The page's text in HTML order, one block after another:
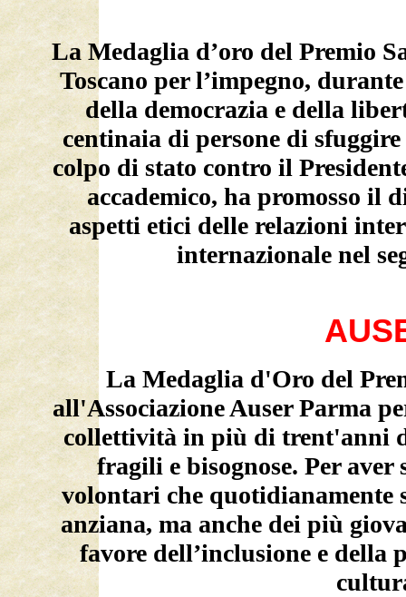
La Medaglia d’oro del Premio
Toscano per l’impegno,
della democrazia e della
centinaia di persone di
colpo di stato contro il
accademico, ha promosso il
aspetti etici delle relazioni
internazionale nel
La Medaglia d'Oro del
all'Associazione Auser Parma
collettività in più di trent'anni
fragili e bisognose. Per
volontari che quotidianamente
anziana, ma anche dei più
favore dell’inclusione e della